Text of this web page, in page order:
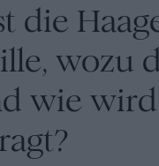
die
wozu
wie